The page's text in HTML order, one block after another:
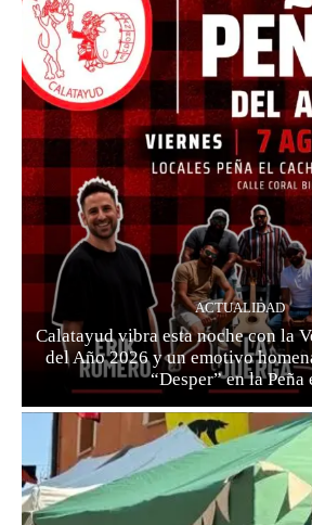
ACTUALIDAD
Calatayud vibra esta noche con la
del Año 2026 y un emotivo
“Desper” en la Peña